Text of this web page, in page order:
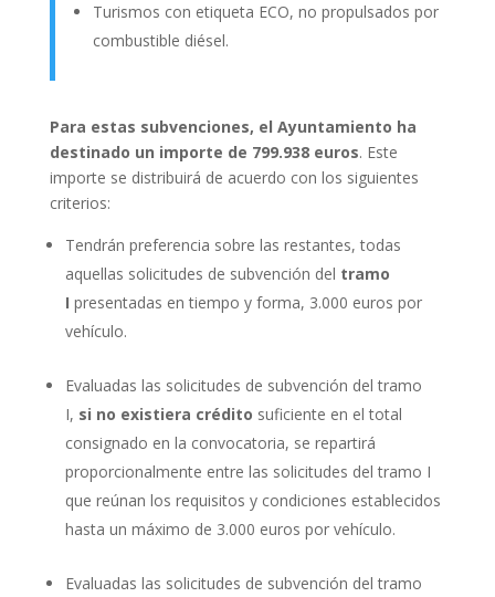
Turismos con etiqueta ECO, no propulsados por
combustible diésel.
Para estas subvenciones, el Ayuntamiento ha
destinado un importe de 799.938 euros. Este
importe se distribuirá de acuerdo con los siguientes
criterios:
Tendrán preferencia sobre las restantes, todas
aquellas solicitudes de subvención del tramo
I presentadas en tiempo y forma, 3.000 euros por
vehículo.
Evaluadas las solicitudes de subvención del tramo
I, si no existiera crédito suficiente en el total
consignado en la convocatoria, se repartirá
proporcionalmente entre las solicitudes del tramo I
que reúnan los requisitos y condiciones establecidos
hasta un máximo de 3.000 euros por vehículo.
Evaluadas las solicitudes de subvención del tramo